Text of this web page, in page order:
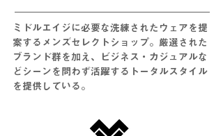
ミドルエイジに必要な洗練されたウェアを提
案するメンズセレクトショップ。厳選された
ブランド群を加え、ビジネス・カジュアルな
どシーンを問わず活躍するトータルスタイル
を提供している。